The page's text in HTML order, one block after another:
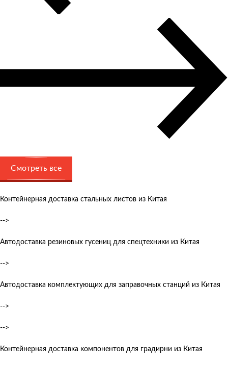
Смотреть все
Контейнерная доставка стальных листов из Китая
-->
Автодоставка резиновых гусениц для спецтехники из Китая
-->
Автодоставка комплектующих для заправочных станций из Китая
-->
-->
Контейнерная доставка компонентов для градирни из Китая